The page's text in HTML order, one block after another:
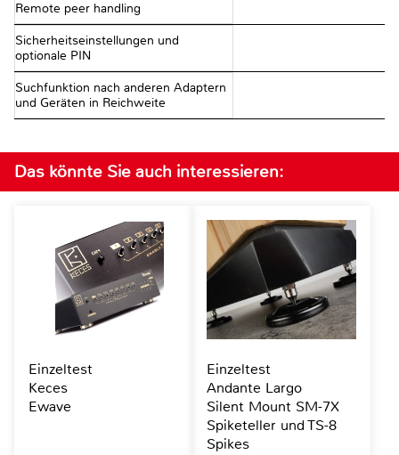
Remote peer handling
Sicherheitseinstellungen und
optionale PIN
Suchfunktion nach anderen Adaptern
und Geräten in Reichweite
Das könnte Sie auch interessieren:
Einzeltest
Keces
Ewave
Einzeltest
Andante Largo
Silent Mount SM-7X
Spiketeller und TS-8
Spikes